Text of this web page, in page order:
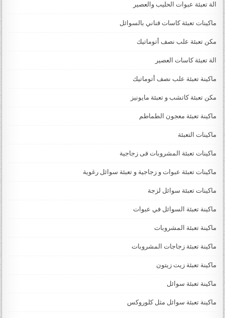
الة تعبئة عبوات الحليب والعصير
ماكينات تعبئة كاسات قناني بالسوائل
مكن تعبئة علب نصف أتوماتيك
الة تعبئة كاسات العصير
ماكينة تعبئة علب نصف أتوماتيك
مكن تعبئة كاتشب و تعبئة مايونيز
ماكينة تعبئة معجون الطماطم
ماكينات التعبئة
ماكينات تعبئة المشروبات فى زجاجية
ماكينات تعبئة عبوات و زجاجية و تعبئة سوائل رغوية
ماكينات تعبئة سوائل لزجة
‏‏‏ماكينة تعبئة السوائل في عبوات
ماكينة تعبئة المشروبات
ماكينة تعبئة زجاجات المشروبات
ماكينة تعبئة زيت زيتون
ماكينة تعبئة سوائل
ماكينة تعبئة سوائل مثل كلوروكس